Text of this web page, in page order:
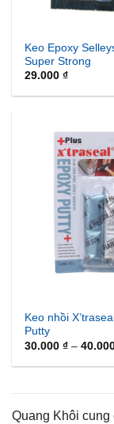
Keo Epoxy
Super Strong
29.000₫
Keo nhồi
Putty
30.000₫ –
Quang Khôi cung